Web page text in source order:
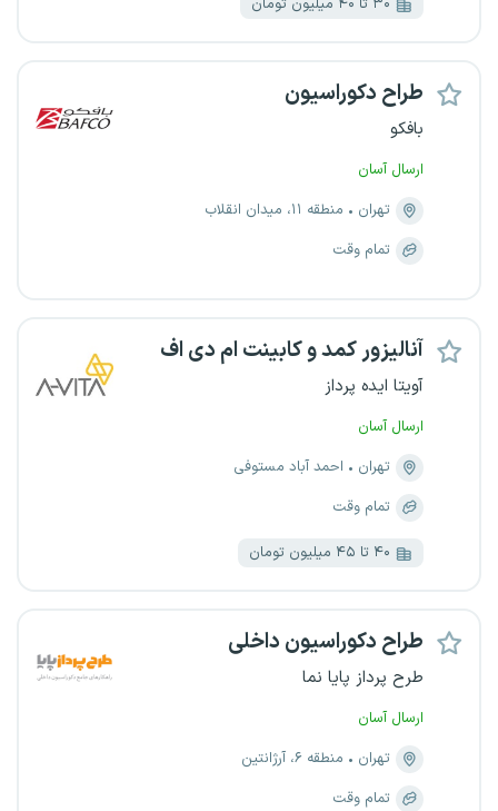
۳۰ تا ۴۰ میلیون تومان
طراح دکوراسیون
بافکو
ارسال آسان
تهران
منطقه ۱۱، میدان انقلاب
تمام وقت
آنالیزور کمد و کابینت ام دی اف
آویتا ایده پرداز
ارسال آسان
تهران
احمد آباد مستوفی
تمام وقت
۴۰ تا ۴۵ میلیون تومان
طراح دکوراسیون داخلی
طرح پرداز پایا نما
ارسال آسان
تهران
منطقه ۶، آرژانتین
تمام وقت